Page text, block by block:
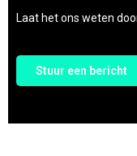
Laat het ons weten
Stuur een bericht